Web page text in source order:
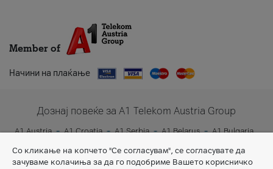
Member of
Начини на плаќање
Дознај повеќе за A1 Telekom Austria Group
A1 Austria A1 Croatia A1 Serbia A1 Belarus
A1 Bulgaria
A1 Slovenia
A1 Digital
Со кликање на копчето "Се согласувам", се согласувате да
зачуваме колачиња за да го подобриме Вашето корисничко